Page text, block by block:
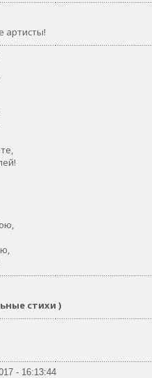
артисты!
стихи )
- 16:13:44